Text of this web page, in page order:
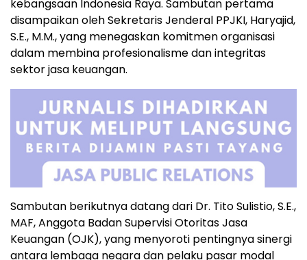
kebangsaan Indonesia Raya. Sambutan pertama
disampaikan oleh Sekretaris Jenderal PPJKI, Haryajid,
S.E., M.M., yang menegaskan komitmen organisasi
dalam membina profesionalisme dan integritas
sektor jasa keuangan.
Sambutan berikutnya datang dari Dr. Tito Sulistio, S.E.,
MAF, Anggota Badan Supervisi Otoritas Jasa
Keuangan (OJK), yang menyoroti pentingnya sinergi
antara lembaga negara dan pelaku pasar modal